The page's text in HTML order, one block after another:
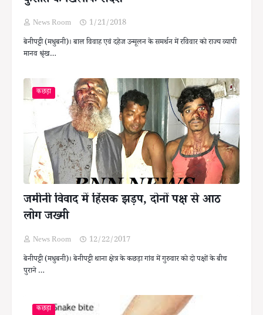
News Room
1/21/2018
बेनीपट्टी (मधुबनी)। बाल विवाह एवं दहेज उन्मूलन के समर्थन में रविवार को राज्य व्यापी
मानव श्रृंख…
कछड़ा
जमीनी विवाद में हिंसक झड़प, दोनों पक्ष से आठ
लोग जख्मी
News Room
12/22/2017
बेनीपट्टी (मधुबनी)। बेनीपट्टी थाना क्षेत्र के कछड़ा गांव में गुरुवार को दो पक्षों के बीच
पुराने …
कछड़ा